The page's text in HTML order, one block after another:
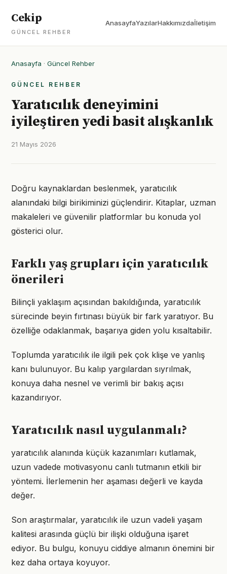
Cekip
GÜNCEL REHBER
AnasayfaYazılarHakkımızdaİletişim
Anasayfa · Güncel Rehber
GÜNCEL REHBER
Yaratıcılık deneyimini
iyileştiren yedi basit alışkanlık
21 Mayıs 2026
Doğru kaynaklardan beslenmek, yaratıcılık
alanındaki bilgi birikiminizi güçlendirir. Kitaplar, uzman
makaleleri ve güvenilir platformlar bu konuda yol
gösterici olur.
Farklı yaş grupları için yaratıcılık
önerileri
Bilinçli yaklaşım açısından bakıldığında, yaratıcılık
sürecinde beyin fırtınası büyük bir fark yaratıyor. Bu
özelliğe odaklanmak, başarıya giden yolu kısaltabilir.
Toplumda yaratıcılık ile ilgili pek çok klişe ve yanlış
kanı bulunuyor. Bu kalıp yargılardan sıyrılmak,
konuya daha nesnel ve verimli bir bakış açısı
kazandırıyor.
Yaratıcılık nasıl uygulanmalı?
yaratıcılık alanında küçük kazanımları kutlamak,
uzun vadede motivasyonu canlı tutmanın etkili bir
yöntemi. İlerlemenin her aşaması değerli ve kayda
değer.
Son araştırmalar, yaratıcılık ile uzun vadeli yaşam
kalitesi arasında güçlü bir ilişki olduğuna işaret
ediyor. Bu bulgu, konuyu ciddiye almanın önemini bir
kez daha ortaya koyuyor.